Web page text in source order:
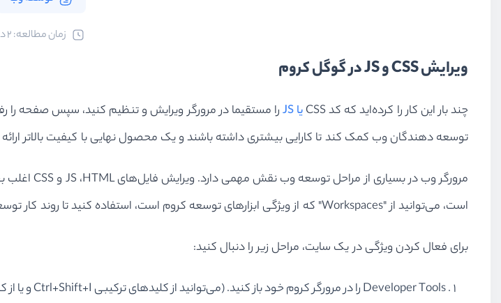
ﺯﻣﺎﻥ ﻣﻄﺎﻟﻌﻪ: 2 دقیقه
ویرایش CSS و JS در گوگل کروم
چند بار این کار را کرده‌اید که کدCSSیاJSرا مستقیما در مرورگر ویرایش و تنظیم کنید، سپس صفحه را
توسعه دهندگان وب کمک کند تا کارایی بیشتری داشته باشند و یک محصول نهایی با کیفیت بالاتر
مرورگر وب در بسیاری از مراحل توسعه وب نقش مهمی دارد. ویرایش فایل‌هایHTML،JS وCSSاغلب
است، می‌توانید از "Workspaces" که از ویژگی ابزارهای توسعه کروم است، استفاده کنید تا روند کار
برای فعال کردن ویژگی در یک سایت، مراحل زیر را دنبال کنید:
Developer Toolsرا در مرورگر کروم خود باز کنید. (می‌توانید از کلیدهای ترکیبی Ctrl+Shift+Iو یا از